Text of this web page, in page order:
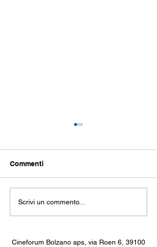
La Trilogia della
Rivoluzione
Commenti
Scrivi un commento...
Cineforum Bolzano aps, via Roen 6, 39100